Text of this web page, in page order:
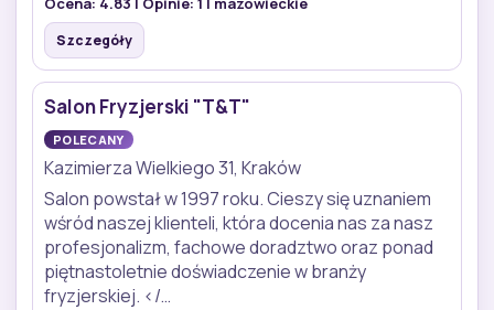
Szczegóły
Salon Fryzjerski "T&T"
POLECANY
Kazimierza Wielkiego 31, Kraków
Salon powstał w 1997 roku. Cieszy się uznaniem
wśród naszej klienteli, która docenia nas za nasz
profesjonalizm, fachowe doradztwo oraz ponad
piętnastoletnie doświadczenie w branży
fryzjerskiej. </…